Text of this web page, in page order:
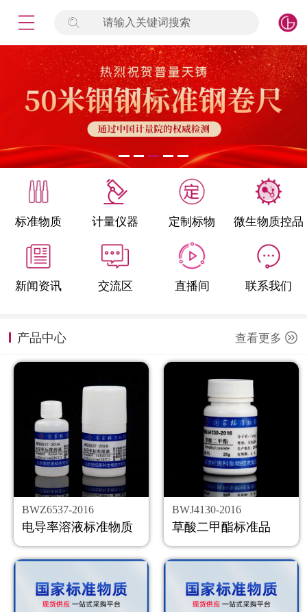
请输入关键词搜索
标准物质 计量仪器 定制标物 微生物质控品
新闻资讯 交流区 直播间 联系我们
产品中心 查看更多
BWZ6537-2016
电导率溶液标准物质
BWJ4130-2016
草酸二甲酯标准品
点击登录
签到
标准物质
产品专项
微生物检测/质控品
定制标物
定制仪器
新闻资讯
公司主页
购物车
会员中心
联系我们
返回主页